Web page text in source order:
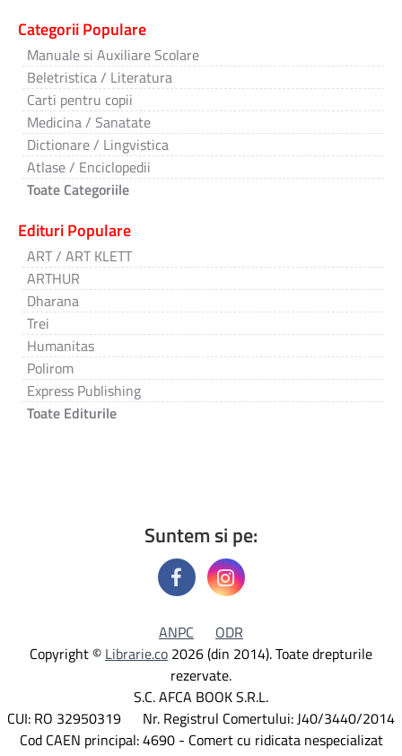
Categorii Populare
Manuale si Auxiliare Scolare
Beletristica / Literatura
Carti pentru copii
Medicina / Sanatate
Dictionare / Lingvistica
Atlase / Enciclopedii
Toate Categoriile
Edituri Populare
ART / ART KLETT
ARTHUR
Dharana
Trei
Humanitas
Polirom
Express Publishing
Toate Editurile
Suntem si pe:
ANPC
ODR
Copyright © Librarie.co 2026 (din 2014). Toate drepturile
rezervate.
S.C. AFCA BOOK S.R.L.
CUI: RO 32950319 Nr. Registrul Comertului: J40/3440/2014
Cod CAEN principal: 4690 - Comert cu ridicata nespecializat